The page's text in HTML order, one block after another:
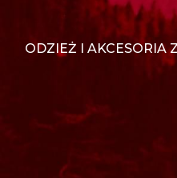
ODZIEŻ I AKCESORIA